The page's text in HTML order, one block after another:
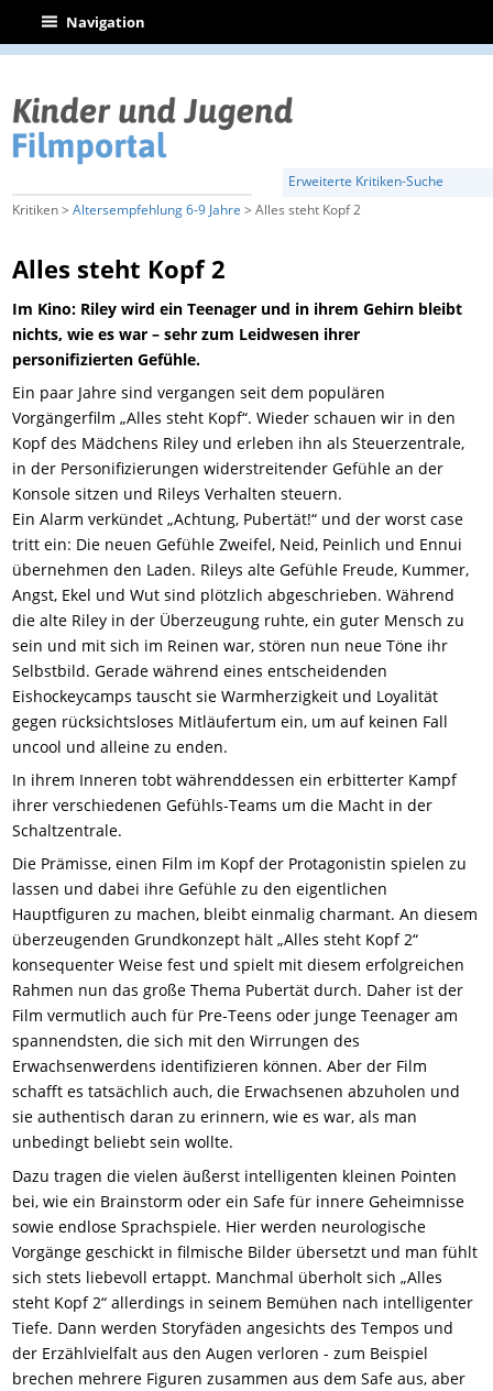
| Navigation
Erweiterte Kritiken-Suche
Kritiken >Altersempfehlung 6-9 Jahre > Alles steht Kopf 2
Alles steht Kopf 2
Im Kino: Riley wird ein Teenager und in ihrem Gehirn bleibt
nichts, wie es war – sehr zum Leidwesen ihrer
personifizierten Gefühle.
Ein paar Jahre sind vergangen seit dem populären
Vorgängerfilm „Alles steht Kopf“. Wieder schauen wir in den
Kopf des Mädchens Riley und erleben ihn als Steuerzentrale,
in der Personifizierungen widerstreitender Gefühle an der
Konsole sitzen und Rileys Verhalten steuern.
Ein Alarm verkündet „Achtung, Pubertät!“ und der worst case
tritt ein: Die neuen Gefühle Zweifel, Neid, Peinlich und Ennui
übernehmen den Laden. Rileys alte Gefühle Freude, Kummer,
Angst, Ekel und Wut sind plötzlich abgeschrieben. Während
die alte Riley in der Überzeugung ruhte, ein guter Mensch zu
sein und mit sich im Reinen war, stören nun neue Töne ihr
Selbstbild. Gerade während eines entscheidenden
Eishockeycamps tauscht sie Warmherzigkeit und Loyalität
gegen rücksichtsloses Mitläufertum ein, um auf keinen Fall
uncool und alleine zu enden.
In ihrem Inneren tobt währenddessen ein erbitterter Kampf
ihrer verschiedenen Gefühls-Teams um die Macht in der
Schaltzentrale.
Die Prämisse, einen Film im Kopf der Protagonistin spielen zu
lassen und dabei ihre Gefühle zu den eigentlichen
Hauptfiguren zu machen, bleibt einmalig charmant. An diesem
überzeugenden Grundkonzept hält „Alles steht Kopf 2“
konsequenter Weise fest und spielt mit diesem erfolgreichen
Rahmen nun das große Thema Pubertät durch. Daher ist der
Film vermutlich auch für Pre-Teens oder junge Teenager am
spannendsten, die sich mit den Wirrungen des
Erwachsenwerdens identifizieren können. Aber der Film
schafft es tatsächlich auch, die Erwachsenen abzuholen und
sie authentisch daran zu erinnern, wie es war, als man
unbedingt beliebt sein wollte.
Dazu tragen die vielen äußerst intelligenten kleinen Pointen
bei, wie ein Brainstorm oder ein Safe für innere Geheimnisse
sowie endlose Sprachspiele. Hier werden neurologische
Vorgänge geschickt in filmische Bilder übersetzt und man fühlt
sich stets liebevoll ertappt. Manchmal überholt sich „Alles
steht Kopf 2“ allerdings in seinem Bemühen nach intelligenter
Tiefe. Dann werden Storyfäden angesichts des Tempos und
der Erzählvielfalt aus den Augen verloren - zum Beispiel
brechen mehrere Figuren zusammen aus dem Safe aus, aber